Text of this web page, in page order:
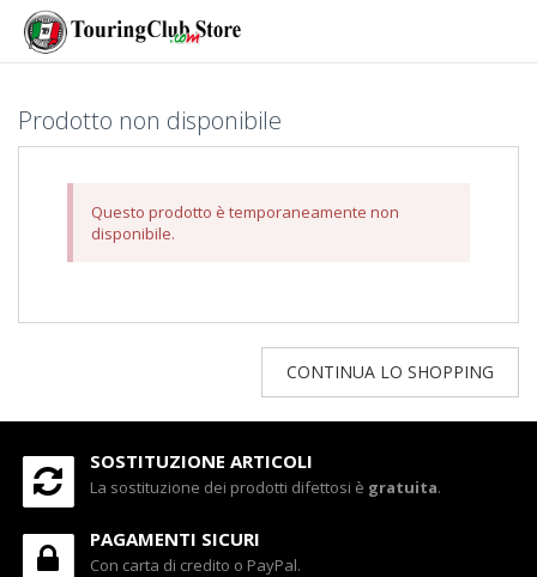
Prodotto non disponibile
Questo prodotto è temporaneamente non
disponibile.
CONTINUA LO SHOPPING
SOSTITUZIONE ARTICOLI
La sostituzione dei prodotti difettosi è gratuita.
PAGAMENTI SICURI
Con carta di credito o PayPal.